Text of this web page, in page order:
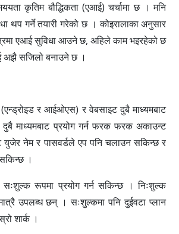
कृतिम बौद्धिकता (एआई) चर्चामा छ । मनि
थप गर्ने तयारी गरेको छ । कोइरालाका अनुसार
एआई सुविधा आउने छ, अहिले काम भइरहेको छ
अझै सजिलो बनाउने छ ।
(एन्ड्रोइड र आईओएस) र वेबसाइट दुबै माध्यमबाट
दुबै माध्यमबाट प्रयोग गर्न फरक फरक अकाउन्ट
युजेर नेम र पासवर्डले एप पनि चलाउन सकिन्छ र
।
सःशुल्क रूपमा प्रयोग गर्न सकिन्छ । निःशुल्क
उपलब्ध छन् । सःशुल्कमा पनि दुईवटा प्लान
शार्क ।